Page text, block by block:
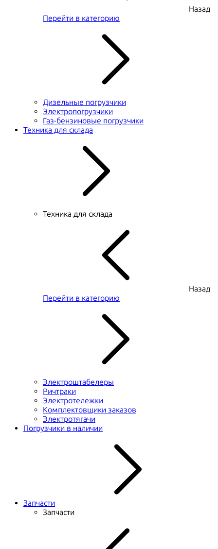
Назад
Перейти в категорию
Дизельные погрузчики
Электропогрузчики
Газ-бензиновые погрузчики
Техника для склада
Техника для склада
Назад
Перейти в категорию
Электроштабелеры
Ричтраки
Электротележки
Комплектовщики заказов
Электротягачи
Погрузчики в наличии
Запчасти
Запчасти